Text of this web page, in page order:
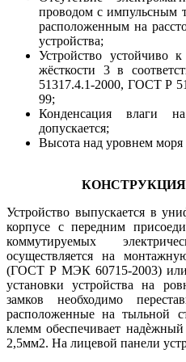
проводом с импульсным
расположенным на
устройства;
Устройство устойчиво
жёсткости 3 в
51317.4.1-2000, ГОСТ Р
99;
Конденсация влаги
допускается;
Высота над уровнем моря
Устройство выпускается в
корпусе с передним
коммутируемых
осуществляется на
(ГОСТ Р МЭК 60715-2003) или
установки устройства на
замков необходимо
расположенные на тыльной
клемм обеспечивает
2,5мм2. На лицевой панели